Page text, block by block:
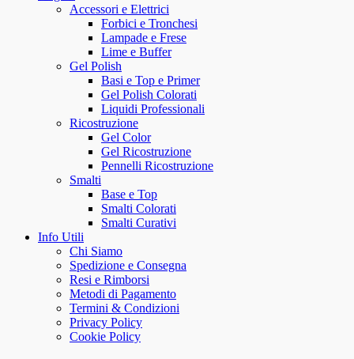
Accessori e Elettrici
Forbici e Tronchesi
Lampade e Frese
Lime e Buffer
Gel Polish
Basi e Top e Primer
Gel Polish Colorati
Liquidi Professionali
Ricostruzione
Gel Color
Gel Ricostruzione
Pennelli Ricostruzione
Smalti
Base e Top
Smalti Colorati
Smalti Curativi
Info Utili
Chi Siamo
Spedizione e Consegna
Resi e Rimborsi
Metodi di Pagamento
Termini & Condizioni
Privacy Policy
Cookie Policy